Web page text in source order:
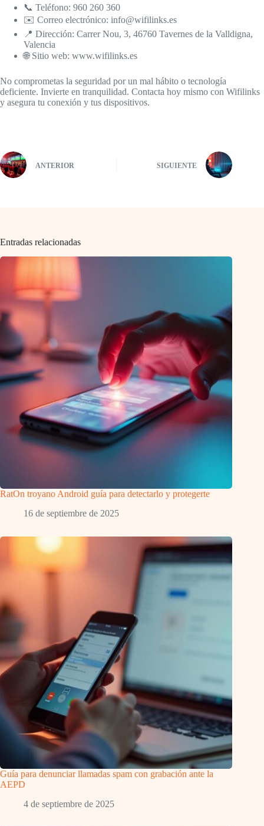
📞 Teléfono: 960 260 360
✉️ Correo electrónico: info@wifilinks.es
📍 Dirección: Carrer Nou, 3, 46760 Tavernes de la Valldigna,
Valencia
🌐 Sitio web: www.wifilinks.es
No comprometas la seguridad por un mal hábito o tecnología
deficiente. Invierte en tranquilidad. Contacta hoy mismo con Wifilinks
y asegura tu conexión y tus dispositivos.
ANTERIOR SIGUIENTE
Entradas relacionadas
RatOn troyano Android guía para detectarlo y protegerte
16 de septiembre de 2025
Guía para denunciar llamadas spam con grabación ante la
AEPD
4 de septiembre de 2025